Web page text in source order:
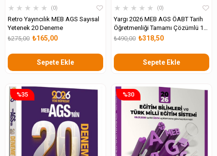
★ ★ ★ ★ ★ 0
Retro Yayıncılık MEB AGS Sayısal
Yetenek 20 Deneme
₺165,00
₺275,00
Sepete Ekle
★ ★ ★ ★ ★ 0
Yargı 2026 MEB AGS ÖABT Tarih
Öğretmenliği Tamamı Çözümlü 10
Deneme ₺318,50
₺490,00
Sepete Ekle
%35 %30